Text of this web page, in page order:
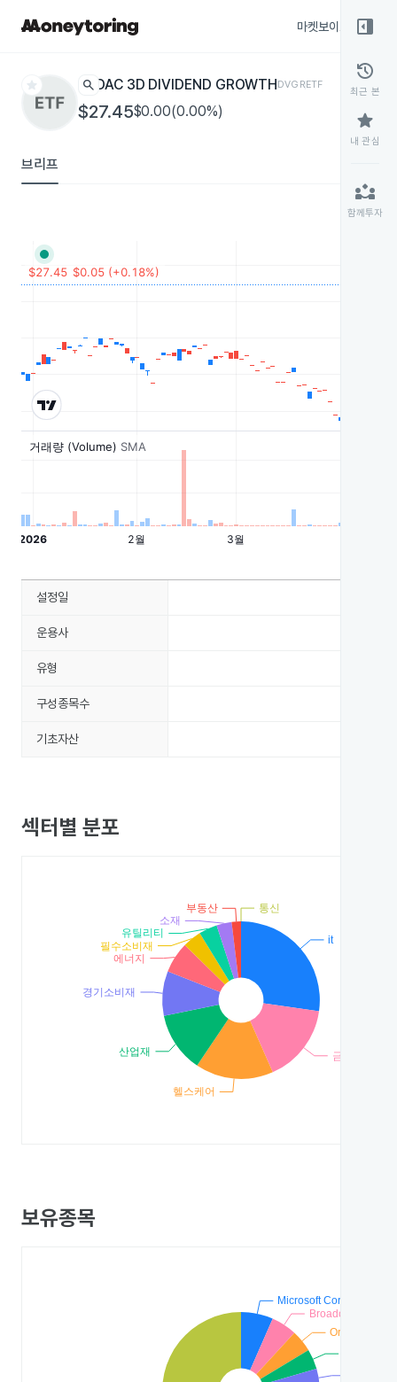
마켓보이스
star search DAC 3D DIVIDEND GROWTHDVGRETF
$27.45$0.00(0.00%)
브리프
right_panel_open
history
최근 본
star
내 관심
partner_exchange
함께투자